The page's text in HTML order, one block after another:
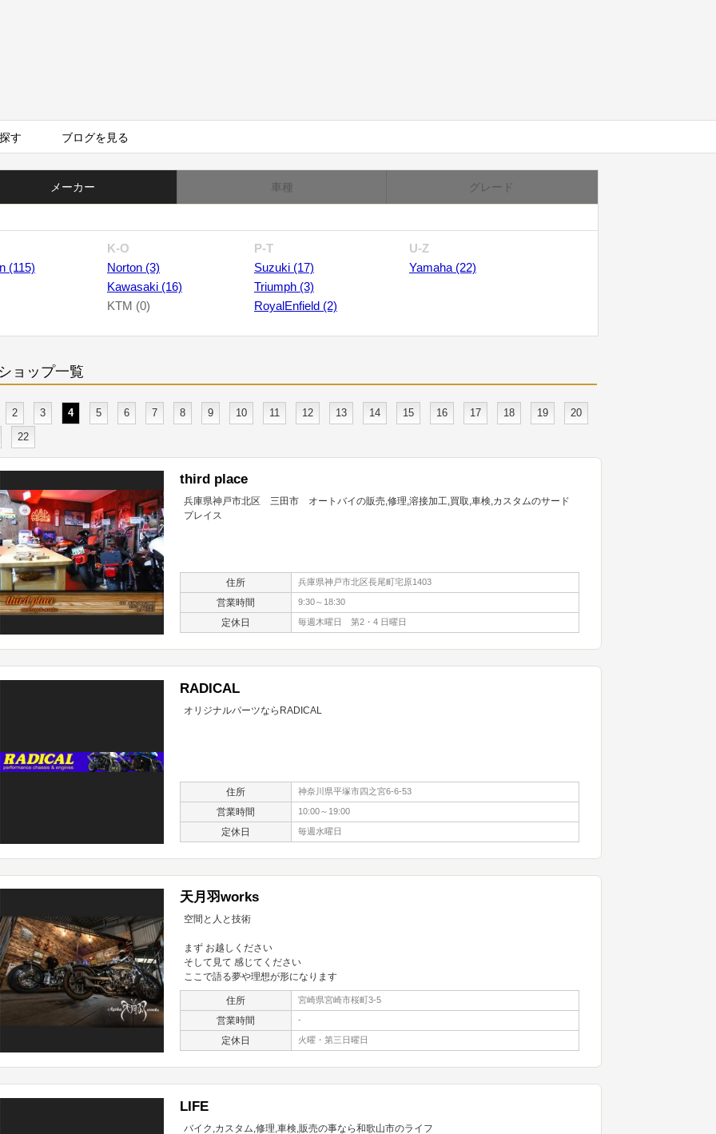
す ブログを見る
メーカー 車種 グレード
(115)
K-O
Norton (3)
Kawasaki (16)
KTM (0)
P-T
Suzuki (17)
Triumph (3)
RoyalEnfield (2)
U-Z
Yamaha (22)
ショップ一覧
2 3 4 5 6 7 8 9 10 11 12 13 14 15 16 17 18 19
20
22
third place
兵庫県神戸市北区 三田市 オートバイの販売,修理,溶接加工,買取,車検,カスタムのサード
プレイス
住所 兵庫県神戸市北区長尾町宅原1403
営業時間 9:30～18:30
定休日 毎週木曜日 第2・4 日曜日
RADICAL
オリジナルパーツならRADICAL
住所 神奈川県平塚市四之宮6-6-53
営業時間 10:00～19:00
定休日 毎週水曜日
天月羽works
空間と人と技術
まず お越しください
そして見て 感じてください
ここで語る夢や理想が形になります
住所 宮崎県宮崎市桜町3-5
営業時間 -
定休日 火曜・第三日曜日
LIFE
バイク,カスタム,修理,車検,販売の事なら和歌山市のライフ